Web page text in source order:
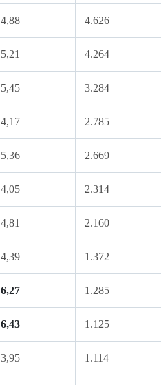
4,88 4.626
5,21 4.264
5,45 3.284
4,17 2.785
5,36 2.669
4,05 2.314
4,81 2.160
4,39 1.372
6,27 1.285
6,43 1.125
3,95 1.114